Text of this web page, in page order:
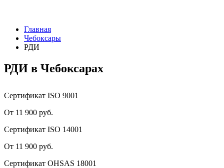
Главная
Чебоксары
РДИ
РДИ в Чебоксарах
Сертификат ISO 9001
От 11 900 руб.
Сертификат ISO 14001
От 11 900 руб.
Сертификат OHSAS 18001